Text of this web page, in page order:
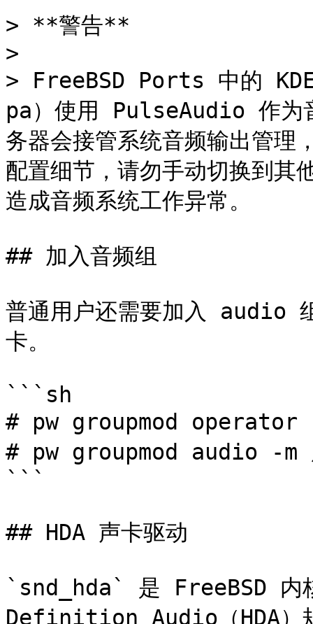
> **警告**
>
> FreeBSD Ports 中的
pa）使用 PulseAudio 作为
务器会接管系统音频输出管理
配置细节，请勿手动切换到
造成音频系统工作异常。
## 加入音频组
普通用户还需要加入 audio
卡。
```sh
# pw groupmod operator
# pw groupmod audio -m
```
## HDA 声卡驱动
`snd_hda` 是 FreeBSD
Definition Audio（HDA）规